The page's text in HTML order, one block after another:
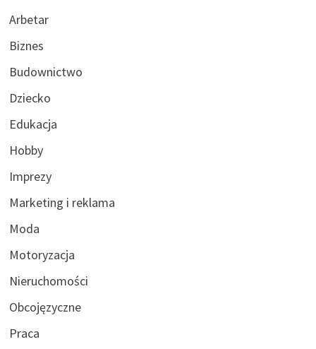
Arbetar
Biznes
Budownictwo
Dziecko
Edukacja
Hobby
Imprezy
Marketing i reklama
Moda
Motoryzacja
Nieruchomości
Obcojęzyczne
Praca